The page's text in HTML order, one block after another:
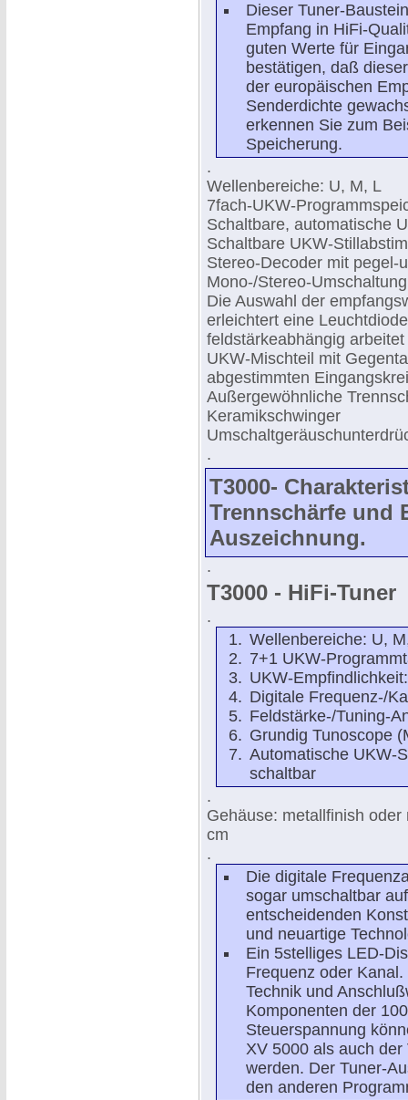
Dieser Tuner-
Empfang in HiFi-
guten Werte für
bestätigen, daß
der europäischen
Senderdichte
erkennen Sie zum
Speicherung.
.
Wellenbereiche: U, M, L
7fach-UKW-
Schaltbare, automatische
Schaltbare UKW-
Stereo-Decoder mit pegel-
Mono-/Stereo-Umschaltung
Die Auswahl der
erleichtert eine
feldstärkeabhängig
UKW-Mischteil mit
abgestimmten
Außergewöhnliche
Keramikschwinger
.
T3000-
Trennschärfe und
Auszeichnung.
.
T3000 - HiFi-Tuner
.
Wellenbereiche: U,
7+1 UKW-
UKW-
Digitale Frequenz-/
Feldstärke-/Tuning-
Grundig Tunoscope
Automatische UKW-
schaltbar
.
Gehäuse: metallfinish
cm
.
Die digitale
sogar umschaltbar
entscheidenden
und neuartige
Ein 5stelliges LED-
Frequenz oder
Technik und
Komponenten der
Steuerspannung
XV 5000 als auch
werden. Der Tuner-
den anderen